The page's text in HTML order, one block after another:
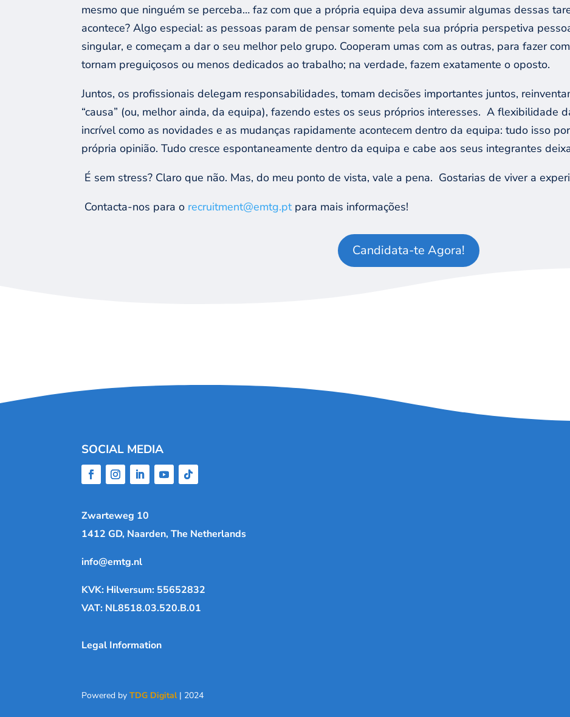
mesmo que ninguém se perceba… faz com que a própria equipa deva assumir algumas dessas
acontece? Algo especial: as pessoas param de pensar somente pela sua própria perspetiva
singular, e começam a dar o seu melhor pelo grupo. Cooperam umas com as outras, para fazer
tornam preguiçosos ou menos dedicados ao trabalho; na verdade, fazem exatamente o oposto.
Juntos, os profissionais delegam responsabilidades, tomam decisões importantes juntos,
“causa” (ou, melhor ainda, da equipa), fazendo estes os seus próprios interesses. A flexibilidade
incrível como as novidades e as mudanças rapidamente acontecem dentro da equipa: tudo isso
própria opinião. Tudo cresce espontaneamente dentro da equipa e cabe aos seus integrantes
É sem stress? Claro que não. Mas, do meu ponto de vista, vale a pena. Gostarias de viver a
Contacta-nos para o recruitment@emtg.ptpara mais informações!
Candidata-te Agora!
SOCIAL MEDIA
Zwarteweg 10
1412 GD, Naarden, The Netherlands
info@emtg.nl
KVK: Hilversum: 55652832
VAT: NL8518.03.520.B.01
Legal Information
Powered byTDG Digital| 2024